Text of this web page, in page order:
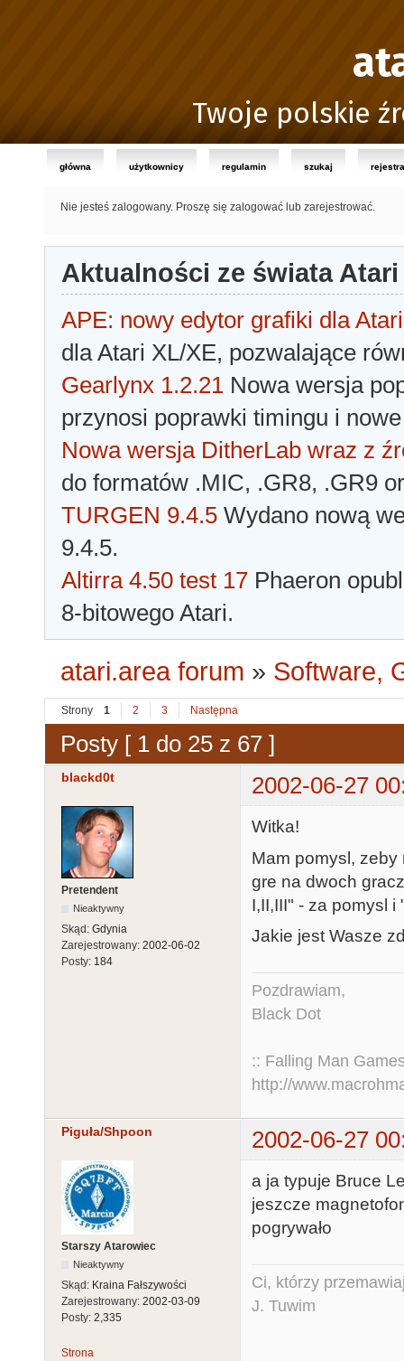
Twoje polskie
główna użytkownicy regulamin szukaj
Nie jesteś zalogowany. Proszę się zalogować lub zarejestrować.
Aktualności ze świata Atari
APE: nowy edytor grafiki dla Atari
dla Atari XL/XE, pozwalające
Gearlynx 1.2.21 Nowa wersja
przynosi poprawki timingu i
Nowa wersja DitherLab wraz z
do formatów .MIC, .GR8, .GR9
TURGEN 9.4.5 Wydano nową
9.4.5.
Altirra 4.50 test 17 Phaeron
8-bitowego Atari.
atari.area forum » Software,
Strony 1 2 3 Następna
Posty [ 1 do 25 z 67 ]
blackd0t 2002-06-27
Pretendent
Nieaktywny
Skąd: Gdynia
Zarejestrowany: 2002-06-02
Posty: 184
Witka!
Mam pomysl,
gre na dwoch
I,II,III" - za pomysl
Jakie jest Wasze
Pozdrawiam,
Black Dot
:: Falling Man
http://
Piguła/Shpoon 2002-06-27
Starszy Atarowiec
Nieaktywny
Skąd: Kraina Fałszywości
Zarejestrowany: 2002-03-09
Posty: 2,335
a ja typuje Bruce
jeszcze
pogrywało
Ci, którzy
J. Tuwim
Strona